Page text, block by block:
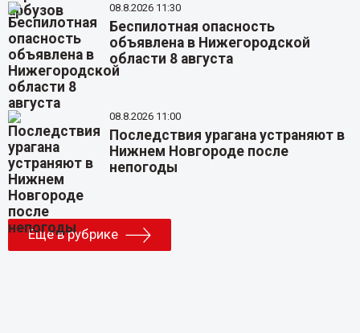
08.8.2026 11:30
Беспилотная опасность
объявлена в Нижегородской
области 8 августа
08.8.2026 11:00
Последствия урагана устраняют в
Нижнем Новгороде после
непогоды
Еще в рубрике